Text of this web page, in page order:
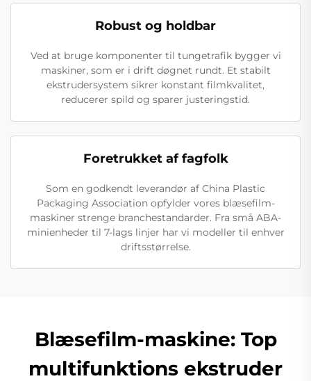
Robust og holdbar
Ved at bruge komponenter til tungetrafik bygger vi
maskiner, som er i drift døgnet rundt. Et stabilt
ekstrudersystem sikrer konstant filmkvalitet,
reducerer spild og sparer justeringstid.
Foretrukket af fagfolk
Som en godkendt leverandør af China Plastic
Packaging Association opfylder vores blæsefilm-
maskiner strenge branchestandarder. Fra små ABA-
minienheder til 7-lags linjer har vi modeller til enhver
driftsstørrelse.
Blæsefilm-maskine: Top
multifunktions ekstruder